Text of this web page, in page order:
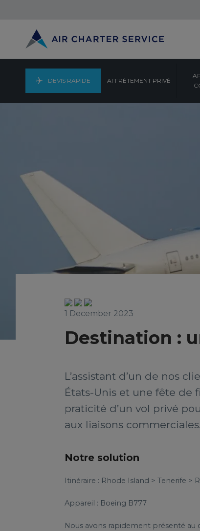
DEVIS RAPIDE AFFRÈTEMENT PRIVÉ
1 December 2023
Destination :
L’assistant d’un de nos
États-Unis et une fête de
praticité d’un vol privé
aux liaisons
Notre solution
Itinéraire : Rhode Island > Tenerife >
Appareil : Boeing B777
Nous avons rapidement présenté au